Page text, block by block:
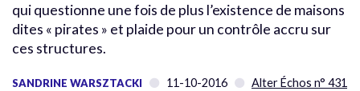
qui questionne une fois de plus l’existence de maisons
dites « pirates » et plaide pour un contrôle accru sur
ces structures.
SANDRINE WARSZTACKI 11-10-2016 Alter Échos n° 431